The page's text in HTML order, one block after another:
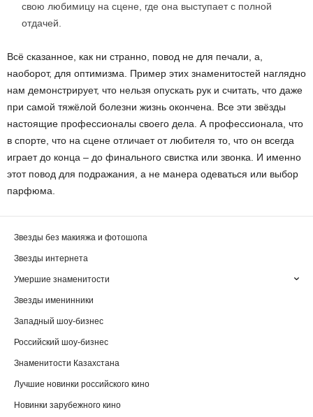
свою любимицу на сцене, где она выступает с полной
отдачей.
Всё сказанное, как ни странно, повод не для печали, а,
наоборот, для оптимизма. Пример этих знаменитостей наглядно
нам демонстрирует, что нельзя опускать рук и считать, что даже
при самой тяжёлой болезни жизнь окончена. Все эти звёзды
настоящие профессионалы своего дела. А профессионала, что
в спорте, что на сцене отличает от любителя то, что он всегда
играет до конца – до финального свистка или звонка. И именно
этот повод для подражания, а не манера одеваться или выбор
парфюма.
Звезды без макияжа и фотошопа
Звезды интернета
Умершие знаменитости
Звезды именинники
Западный шоу-бизнес
Российский шоу-бизнес
Знаменитости Казахстана
Лучшие новинки российского кино
Новинки зарубежного кино